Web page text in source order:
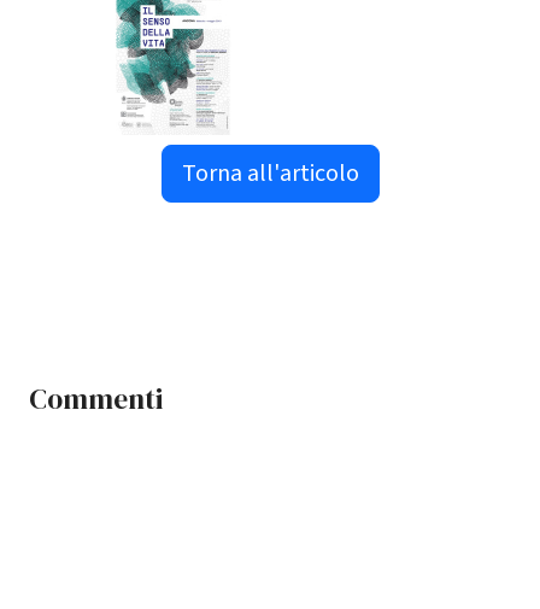
Torna all'articolo
Commenti